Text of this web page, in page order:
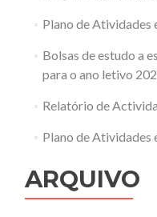
Plano de Atividades
Bolsas de estudo a
para o ano letivo
Relatório de
Plano de Atividades
ARQUIVO